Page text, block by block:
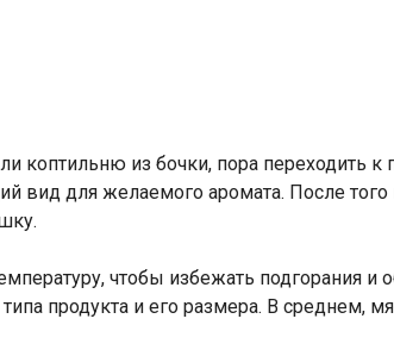
коптильню из бочки, пора переходить
вид для желаемого аромата. После того
чтобы избежать подгорания
типа продукта и его размера. В среднем,